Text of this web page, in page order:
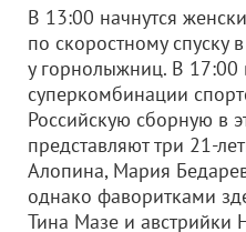
В 13:00 начнутся
по скоростному спуску в
у горнолыжниц. В 17:00
суперкомбинации
Российскую сборную в
представляют три 21-
Алопина, Мария
однако фаворитками
Тина Мазе и австрийки